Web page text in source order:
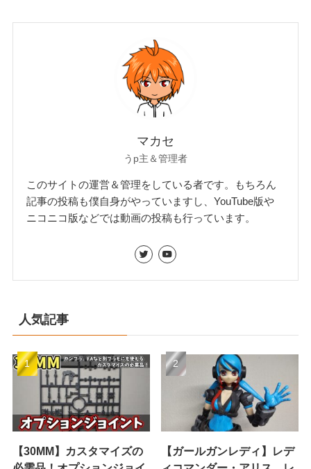
マカセ
うp主＆管理者
このサイトの運営＆管理をしている者です。もちろん
記事の投稿も僕自身がやっていますし、YouTube版や
ニコニコ版などでは動画の投稿も行っています。
人気記事
【30MM】カスタマイズの
【ガールガンレディ】レデ